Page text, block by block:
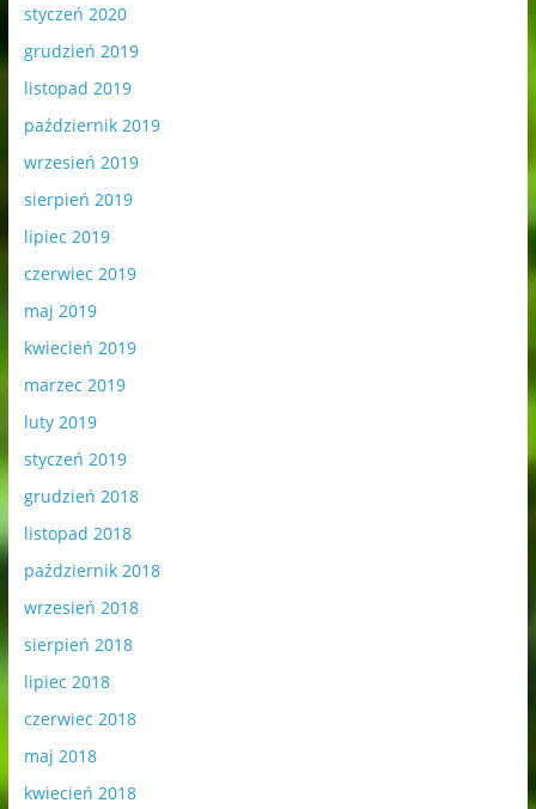
styczeń 2020
grudzień 2019
listopad 2019
październik 2019
wrzesień 2019
sierpień 2019
lipiec 2019
czerwiec 2019
maj 2019
kwiecień 2019
marzec 2019
luty 2019
styczeń 2019
grudzień 2018
listopad 2018
październik 2018
wrzesień 2018
sierpień 2018
lipiec 2018
czerwiec 2018
maj 2018
kwiecień 2018